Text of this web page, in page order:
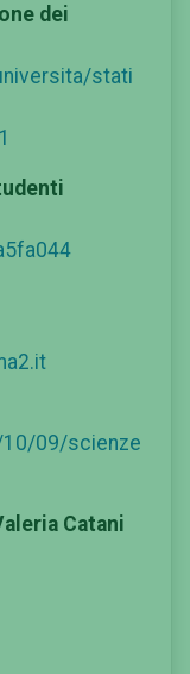
dei
stati
09/scienze
Catani